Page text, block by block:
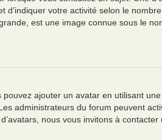
votre activité selon le
est une image connue sous le
ajouter un avatar en utilisant
administrateurs du forum peuvent
nous vous invitons à contacter